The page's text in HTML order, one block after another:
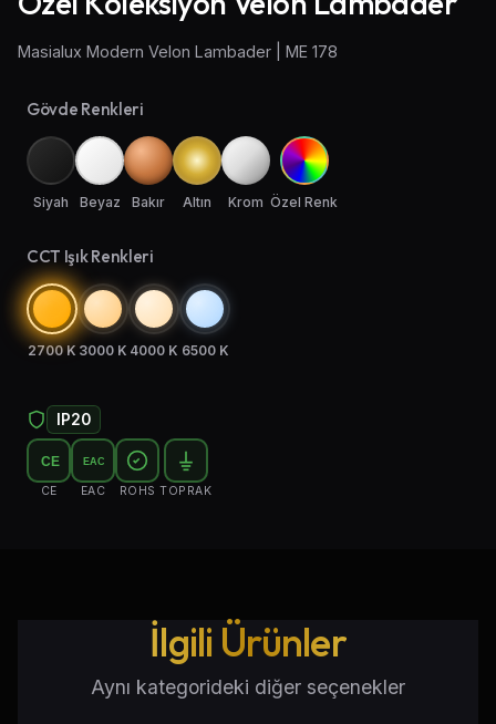
Aplik Aydınlatma
Endüstriyel Aydınlatma
Acil Aydınlatma ve Yönlendirmeler
Masialux Modern Velon Lambader | ME 178
Gövde Renkleri
Siyah Beyaz Bakır Altın Krom Özel Renk
CCT Işık Renkleri
2700 K 3000 K 4000 K 6500 K
IP20
CE
CE
EAC
EAC ROHS TOPRAK
İlgili Ürünler
Aynı kategorideki diğer seçenekler